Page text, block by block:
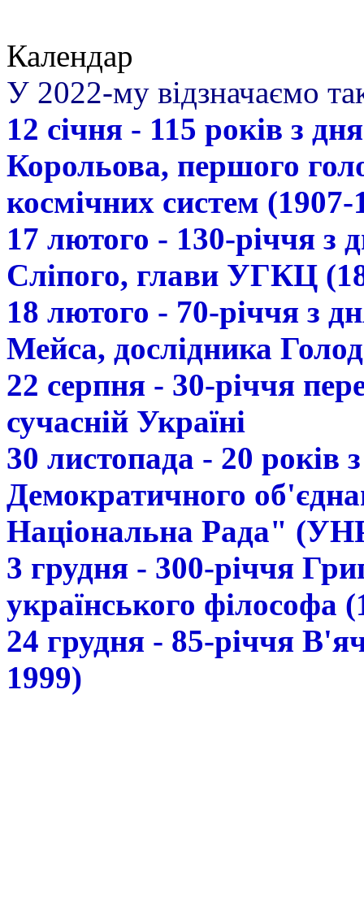
Календар
У 2022-му відзначаємо
12 січня - 115 років з
Корольова, першого
космічних систем (1907-
17 лютого - 130-річчя з
Сліпого, глави УГКЦ
18 лютого - 70-річчя з
Мейса, дослідника
22 серпня - 30-річчя
сучасній Україні
30 листопада - 20 років
Демократичного
Національна Рада"
3 грудня - 300-річчя
українського філософа
24 грудня - 85-річчя
1999)